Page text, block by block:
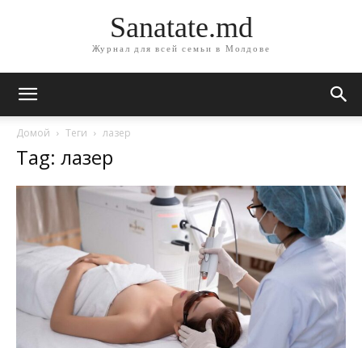
Sanatate.md
Журнал для всей семьи в Молдове
Домой Теги лазер
Tag: лазер